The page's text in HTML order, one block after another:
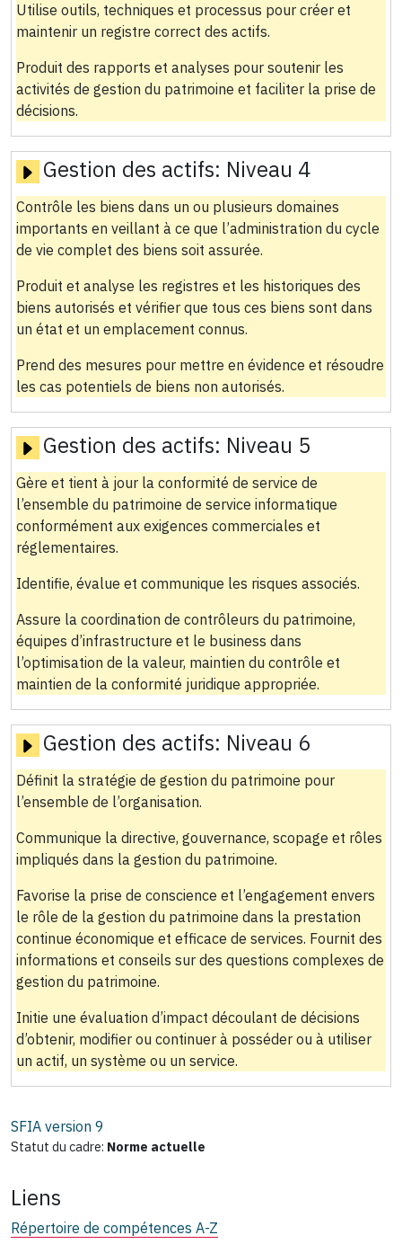
Utilise outils, techniques et processus pour créer et
maintenir un registre correct des actifs.
Produit des rapports et analyses pour soutenir les
activités de gestion du patrimoine et faciliter la prise de
décisions.
Gestion des actifs: Niveau 4
Contrôle les biens dans un ou plusieurs domaines
importants en veillant à ce que l’administration du cycle
de vie complet des biens soit assurée.
Produit et analyse les registres et les historiques des
biens autorisés et vérifier que tous ces biens sont dans
un état et un emplacement connus.
Prend des mesures pour mettre en évidence et résoudre
les cas potentiels de biens non autorisés.
Gestion des actifs: Niveau 5
Gère et tient à jour la conformité de service de
l’ensemble du patrimoine de service informatique
conformément aux exigences commerciales et
réglementaires.
Identifie, évalue et communique les risques associés.
Assure la coordination de contrôleurs du patrimoine,
équipes d’infrastructure et le business dans
l’optimisation de la valeur, maintien du contrôle et
maintien de la conformité juridique appropriée.
Gestion des actifs: Niveau 6
Définit la stratégie de gestion du patrimoine pour
l’ensemble de l’organisation.
Communique la directive, gouvernance, scopage et rôles
impliqués dans la gestion du patrimoine.
Favorise la prise de conscience et l’engagement envers
le rôle de la gestion du patrimoine dans la prestation
continue économique et efficace de services. Fournit des
informations et conseils sur des questions complexes de
gestion du patrimoine.
Initie une évaluation d’impact découlant de décisions
d’obtenir, modifier ou continuer à posséder ou à utiliser
un actif, un système ou un service.
SFIA version 9
Statut du cadre: Norme actuelle
Liens
Répertoire de compétences A-Z